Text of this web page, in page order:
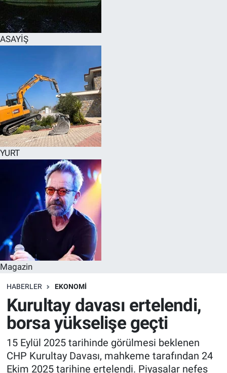
ASAYİŞ
YURT
Magazin
HABERLER EKONOMI
Kurultay davası ertelendi,
borsa yükselişe geçti
15 Eylül 2025 tarihinde görülmesi beklenen
CHP Kurultay Davası, mahkeme tarafından 24
Ekim 2025 tarihine ertelendi. Piyasalar nefes